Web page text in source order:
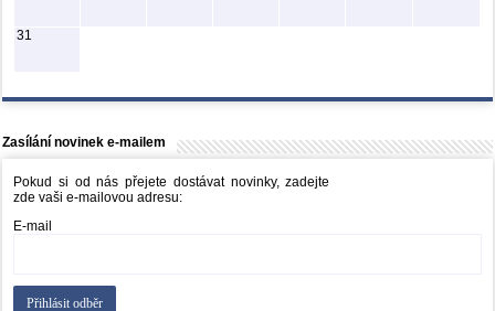
31
Zasílání novinek e-mailem
Pokud si od nás přejete dostávat novinky, zadejte
zde vaši e-mailovou adresu:
E-mail